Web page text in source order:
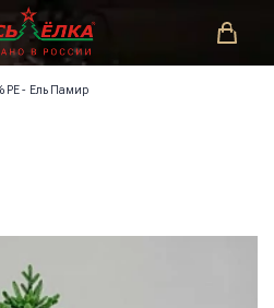
МОДЫ!
РЕ- Ель Памир